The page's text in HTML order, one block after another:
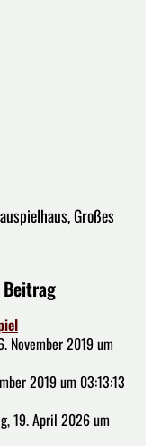
Großes
November 2019 um
2019 um 03:13:13
19. April 2026 um